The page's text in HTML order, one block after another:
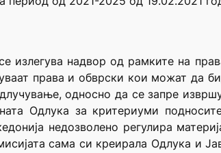
излегува надвор од рамките на
права и обврски кои можат да
односно да се запре
Одлука за критериуми
недозволено регулира
сама си креирала Одлука и